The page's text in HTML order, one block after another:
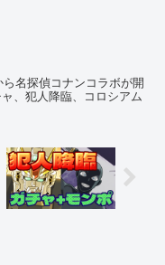
名探偵コナンコラボが開
、犯人降臨、コロシアム